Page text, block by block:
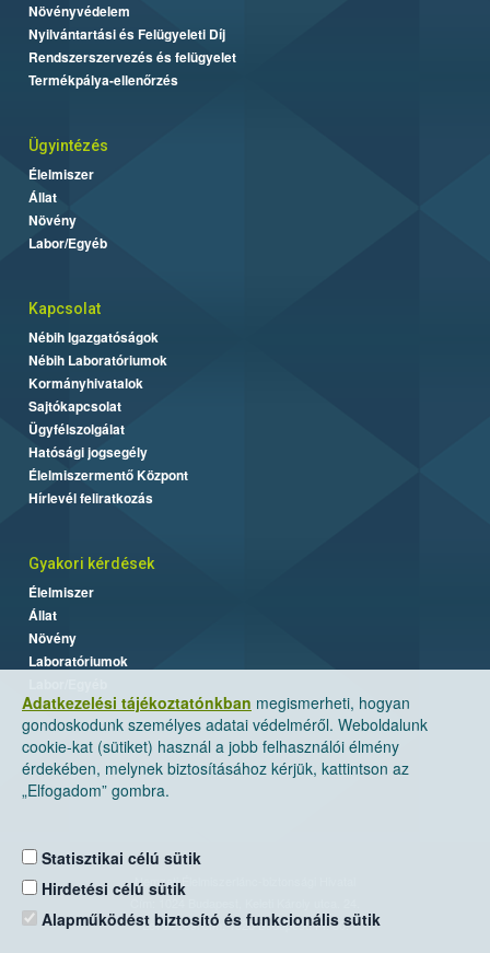
Adatkezelési tájékoztatónkban megismerheti, hogyan
gondoskodunk személyes adatai védelméről. Weboldalunk
cookie-kat (sütiket) használ a jobb felhasználói élmény
érdekében, melynek biztosításához kérjük, kattintson az
„Elfogadom” gombra.
Statisztikai célú sütik
Hirdetési célú sütik
Alapműködést biztosító és funkcionális sütik
Növényvédelem
Nyilvántartási és Felügyeleti Díj
Rendszerszervezés és felügyelet
Termékpálya-ellenőrzés
Ügyintézés
Élelmiszer
Állat
Növény
Labor/Egyéb
Kapcsolat
Nébih Igazgatóságok
Nébih Laboratóriumok
Kormányhivatalok
Sajtókapcsolat
Ügyfélszolgálat
Hatósági jogsegély
Élelmiszermentő Központ
Hírlevél feliratkozás
Gyakori kérdések
Élelmiszer
Állat
Növény
Laboratóriumok
Nemzeti Élelmiszerlánc-biztonsági Hivatal
Levelezési cím: 1525 Budapest. Pf. 30.